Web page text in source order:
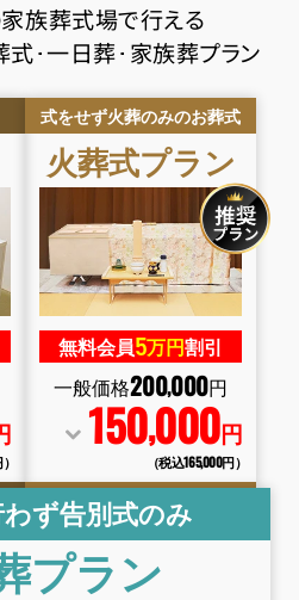
族葬式場で行える
･一日葬･家族葬プラン
式をせず火葬のみのお葬式
火葬式プラン
無料会員5万円割引
一般価格200,000円
150,000円
（税込165,000円）
ず告別式のみ
プラン